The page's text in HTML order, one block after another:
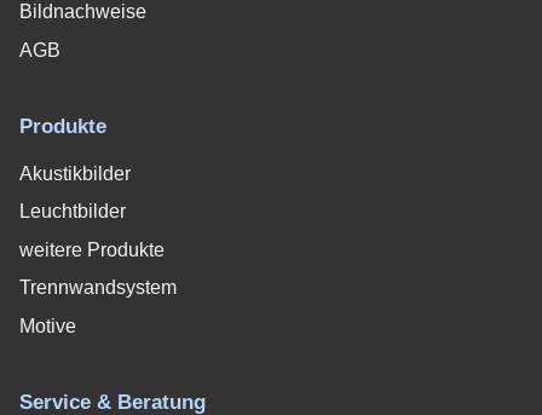
Bildnachweise
AGB
Produkte
Akustikbilder
Leuchtbilder
weitere Produkte
Trennwandsystem
Motive
Service & Beratung